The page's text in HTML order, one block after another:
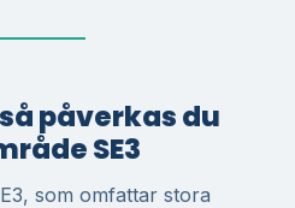
påverkas du
SE3
som omfattar stora